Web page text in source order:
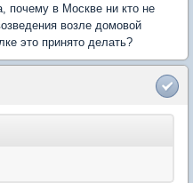
почему в Москве ни кто не
возле домовой
это принято делать?